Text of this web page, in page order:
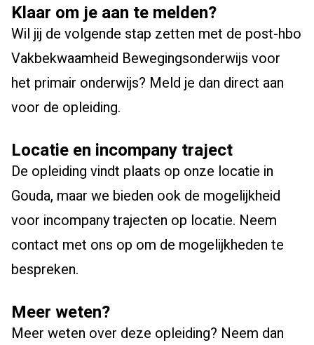
Klaar om je aan te melden?
Wil jij de volgende stap zetten met de post-hbo
Vakbekwaamheid Bewegingsonderwijs voor
het primair onderwijs? Meld je dan direct aan
voor de opleiding.
Locatie en incompany traject
De opleiding vindt plaats op onze locatie in
Gouda, maar we bieden ook de mogelijkheid
voor incompany trajecten op locatie. Neem
contact met ons op om de mogelijkheden te
bespreken.
Meer weten?
Meer weten over deze opleiding? Neem dan